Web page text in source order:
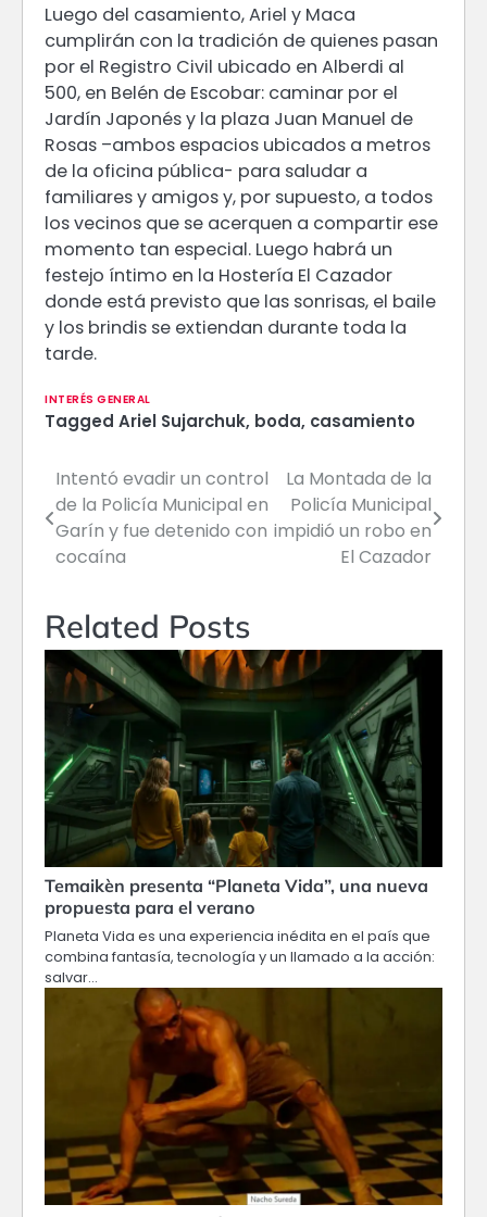
Luego del casamiento, Ariel y Maca
cumplirán con la tradición de quienes pasan
por el Registro Civil ubicado en Alberdi al
500, en Belén de Escobar: caminar por el
Jardín Japonés y la plaza Juan Manuel de
Rosas –ambos espacios ubicados a metros
de la oficina pública- para saludar a
familiares y amigos y, por supuesto, a todos
los vecinos que se acerquen a compartir ese
momento tan especial. Luego habrá un
festejo íntimo en la Hostería El Cazador
donde está previsto que las sonrisas, el baile
y los brindis se extiendan durante toda la
tarde.
INTERÉS GENERAL
Tagged Ariel Sujarchuk, boda, casamiento
Navegación
de
entradas
Intentó evadir un control
de la Policía Municipal en
Garín y fue detenido con
cocaína
La Montada de la
Policía Municipal
impidió un robo en
El Cazador
Related Posts
Temaikèn presenta “Planeta Vida”, una nueva
propuesta para el verano
Planeta Vida es una experiencia inédita en el país que
combina fantasía, tecnología y un llamado a la acción:
salvar…